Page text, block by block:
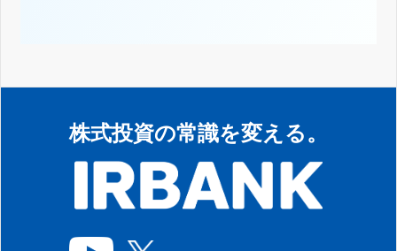
株式投資の常識を変える。